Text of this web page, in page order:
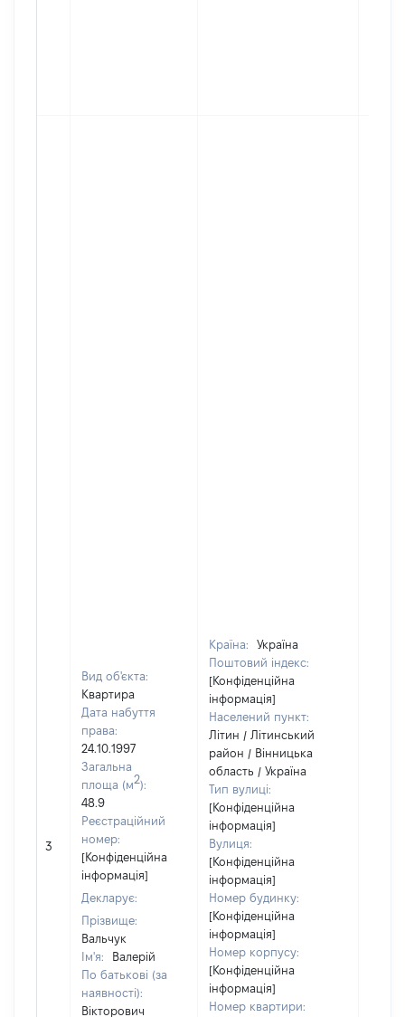
3
Вид об'єкта:
Квартира
Дата набуття
права:
24.10.1997
Загальна
площа (м2):
48.9
Реєстраційний
номер:
[Конфіденційна
інформація]
Декларує:
Прізвище:
Вальчук
Ім'я:
Валерій
По батькові (за
наявності):
Вікторович
Країна:
Україна
Поштовий індекс:
[Конфіденційна
інформація]
Населений пункт:
Літин / Літинський
район / Вінницька
область / Україна
Тип вулиці:
[Конфіденційна
інформація]
Вулиця:
[Конфіденційна
інформація]
Номер будинку:
[Конфіденційна
інформація]
Номер корпусу:
[Конфіденційна
інформація]
Номер квартири: